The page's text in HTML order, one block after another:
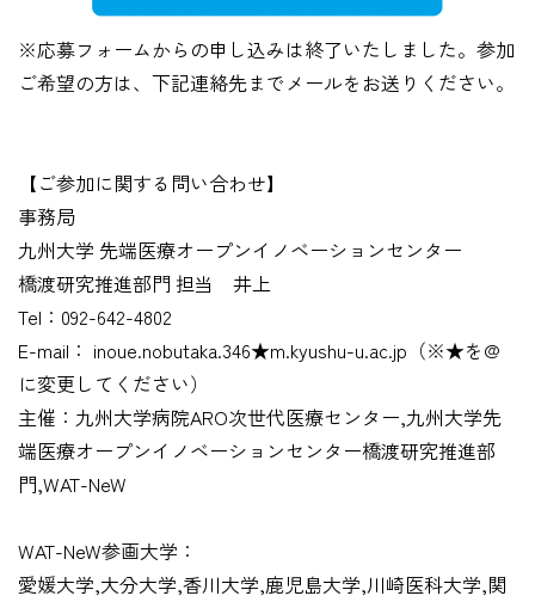
※応募フォームからの申し込みは終了いたしました。参加
ご希望の方は、下記連絡先までメールをお送りください。
【ご参加に関する問い合わせ】
事務局
九州大学 先端医療オープンイノベーションセンター
橋渡研究推進部門 担当 井上
Tel：092-642-4802
E-mail： inoue.nobutaka.346★m.kyushu-u.ac.jp（※★を@
に変更してください）
主催：九州大学病院ARO次世代医療センター,九州大学先
端医療オープンイノベーションセンター橋渡研究推進部
門,WAT-NeW
WAT-NeW参画大学：
愛媛大学,大分大学,香川大学,鹿児島大学,川崎医科大学,関